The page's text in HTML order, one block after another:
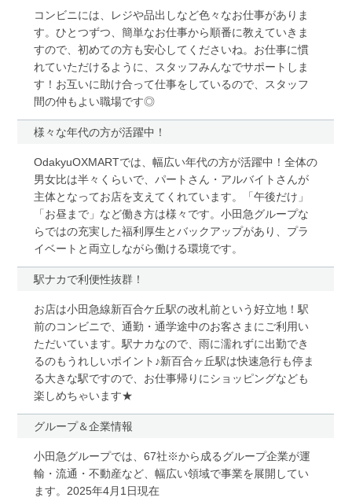
コンビニには、レジや品出しなど色々なお仕事がありま
す。ひとつずつ、簡単なお仕事から順番に教えていきま
すので、初めての方も安心してくださいね。お仕事に慣
れていただけるように、スタッフみんなでサポートしま
す！お互いに助け合って仕事をしているので、スタッフ
間の仲もよい職場です◎
様々な年代の方が活躍中！
OdakyuOXMARTでは、幅広い年代の方が活躍中！全体の
男女比は半々くらいで、パートさん・アルバイトさんが
主体となってお店を支えてくれています。「午後だけ」
「お昼まで」など働き方は様々です。小田急グループな
らではの充実した福利厚生とバックアップがあり、プラ
イベートと両立しながら働ける環境です。
駅ナカで利便性抜群！
お店は小田急線新百合ケ丘駅の改札前という好立地！駅
前のコンビニで、通勤・通学途中のお客さまにご利用い
ただいています。駅ナカなので、雨に濡れずに出勤でき
るのもうれしいポイント♪新百合ヶ丘駅は快速急行も停ま
る大きな駅ですので、お仕事帰りにショッピングなども
楽しめちゃいます★
グループ＆企業情報
小田急グループでは、67社※から成るグループ企業が運
輸・流通・不動産など、幅広い領域で事業を展開してい
ます。2025年4月1日現在